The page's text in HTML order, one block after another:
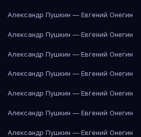
Александр Пушкин — Евгений Онегин
Александр Пушкин — Евгений Онегин
Александр Пушкин — Евгений Онегин
Александр Пушкин — Евгений Онегин
Александр Пушкин — Евгений Онегин
Александр Пушкин — Евгений Онегин
Александр Пушкин — Евгений Онегин